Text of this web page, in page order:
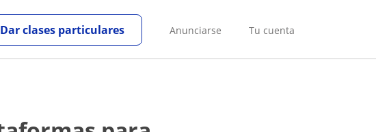
Anunciarse Tu cuenta
Dar clases particulares